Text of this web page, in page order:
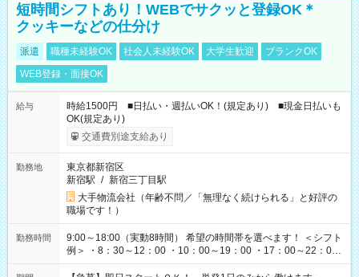
短時間シフトあり！WEBでサクッと登録OK＊
クッキーなどの仕分け
派遣 職種未経験OK 社会人未経験OK 大学生歓迎
ブランクOK
WEB登録・面接OK
給与
時給1500円 ■日払い・週払いOK！(規定あり) ■現金日払いも
OK(規定あり)
交通費別途支給あり
勤務地
東京都新宿区
新宿駅 / 新宿三丁目駅
大手物流会社（年齢不問／「無理なく続けられる」と好評の
職場です！）
勤務時間
9:00～18:00（実動8時間） 希望の時間帯を選べます！ ＜シフト
例＞ ・8：30～12：00 ・10：00～19：00 ・17：00～22：00
・13：00～22：00 ・22：00～翌6：00 など